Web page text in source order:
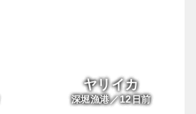
ヤリイカ
深堀漁港／12日前